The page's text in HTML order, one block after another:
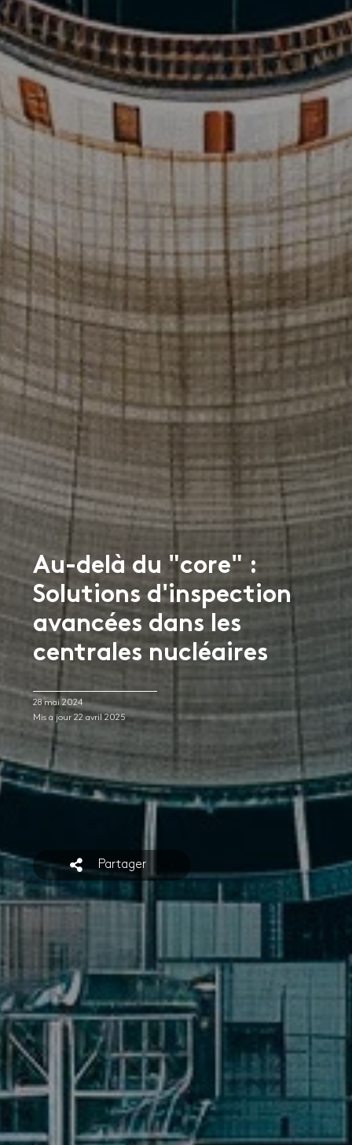
Au-delà du "core" :
Solutions d'inspection
avancées dans les
centrales nucléaires
28 mai 2024
Mis à jour 22 avril 2025
Partager